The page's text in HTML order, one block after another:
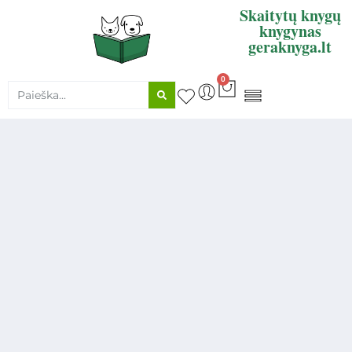
Skaitytų knygų
knygynas
geraknyga.lt
0